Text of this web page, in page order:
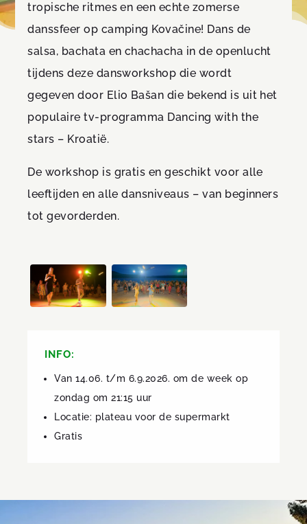
tropische ritmes en een echte zomerse
danssfeer op camping Kovačine! Dans de
salsa, bachata en chachacha in de openlucht
tijdens deze dansworkshop die wordt
gegeven door Elio Bašan die bekend is uit het
populaire tv-programma Dancing with the
stars – Kroatië.
De workshop is gratis en geschikt voor alle
leeftijden en alle dansniveaus – van beginners
tot gevorderden.
INFO:
Van 14.06. t/m 6.9.2026. om de week op
zondag om 21:15 uur
Locatie: plateau voor de supermarkt
Gratis